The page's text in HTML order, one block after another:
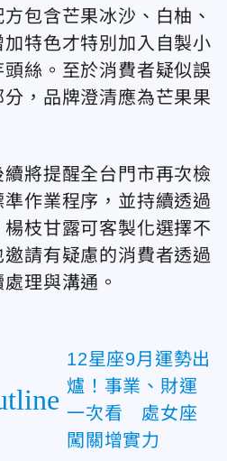
包含芒果冰沙、白柚、
特色才特別加入自製小
絲。至於消費者疑似誤
，品牌澄清應為芒果果
將提醒全台門市再次檢
作業程序，並持續透過
枝甘露可客製化選擇不
請有疑慮的消費者透過
理與溝通。
12星座9月運勢出
爐！事業、財運
一次看 處女座
闖關增實力